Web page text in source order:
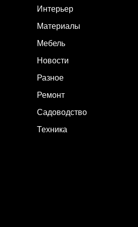
Интерьер
Материалы
Мебель
Новости
Разное
Ремонт
Садоводство
Техника